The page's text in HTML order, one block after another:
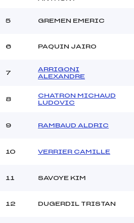
Ouvreurs C :
Pénalité appliquée :
5 GREMEN EMERIC
6 PAQUIN JAIRO
7
ARRIGONI
ALEXANDRE
8
CHATRON MICHAUD
LUDOVIC
9 RAMBAUD ALDRIC
10 VERRIER CAMILLE
11 SAVOYE KIM
12 DUGERDIL TRISTAN